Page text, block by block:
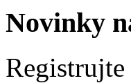
Novinky